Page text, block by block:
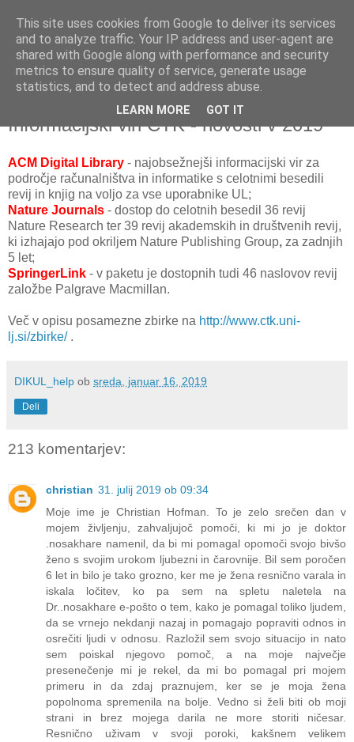
sreda, 16. januar 2019
Informacijski viri CTK - novosti v 2019
ACM Digital Library - najobsežnejši informacijski vir za
področje računalništva in informatike s celotnimi besedili
revij in knjig na voljo za vse uporabnike UL;
Nature Journals - dostop do celotnih besedil 36 revij
Nature Research ter 39 revij akademskih in društvenih revij,
ki izhajajo pod okriljem Nature Publishing Group, za zadnjih
5 let;
SpringerLink - v paketu je dostopnih tudi 46 naslovov revij
založbe Palgrave Macmillan.
Več v opisu posamezne zbirke na http://www.ctk.uni-
lj.si/zbirke/ .
DIKUL_help ob sreda, januar 16, 2019
Deli
213 komentarjev:
christian 31. julij 2019 ob 09:34
Moje ime je Christian Hofman. To je zelo srečen dan v
mojem življenju, zahvaljujoč pomoči, ki mi jo je doktor
.nosakhare namenil, da bi mi pomagal opomoči svojo bivšo
ženo s svojim urokom ljubezni in čarovnije. Bil sem poročen
6 let in bilo je tako grozno, ker me je žena resnično varala in
iskala ločitev, ko pa sem na spletu naletela na
Dr..nosakhare e-pošto o tem, kako je pomagal toliko ljudem,
da se vrnejo nekdanji nazaj in pomagajo popraviti odnos in
osrečiti ljudi v odnosu. Razložil sem svojo situacijo in nato
sem poiskal njegovo pomoč, a na moje največje
presenečenje mi je rekel, da mi bo pomagal pri mojem
primeru in da zdaj praznujem, ker se je moja žena
popolnoma spremenila na bolje. Vedno si želi biti ob moji
strani in brez mojega darila ne more storiti ničesar.
Resnično uživam v svoji poroki, kakšnem velikem
This site uses cookies from Google to deliver its services
and to analyze traffic. Your IP address and user-agent are
shared with Google along with performance and security
metrics to ensure quality of service, generate usage
statistics, and to detect and address abuse.
LEARN MORE GOT IT